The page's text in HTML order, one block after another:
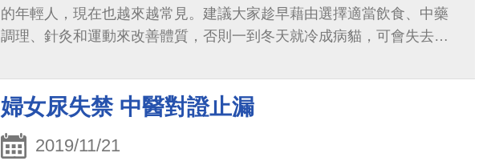
的年輕人，現在也越來越常見。建議大家趁早藉由選擇適當飲食、中藥
調理、針灸和運動來改善體質，否則一到冬天就冷成病貓，可會失去不
婦女尿失禁 中醫對證止漏
2019/11/21